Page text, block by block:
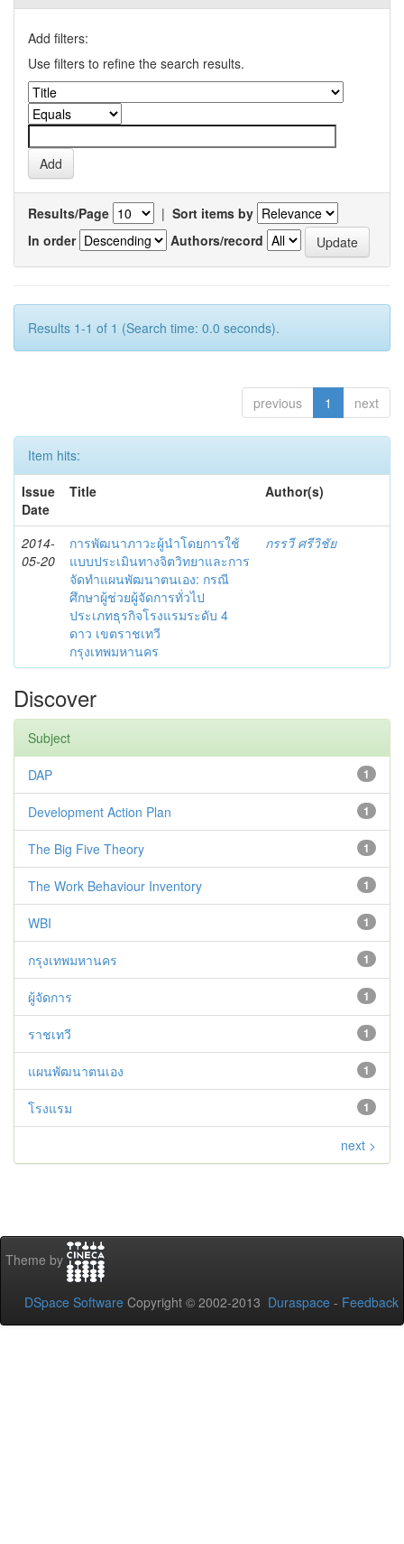
Add filters:
Use filters to refine the search results.
Results/Page | Sort items by
In order
Authors/record
Results 1-1 of 1 (Search time: 0.0 seconds).
previous 1 next
Item hits:
Issue
Date
Title Author(s)
2014-
05-20
การพัฒนาภาวะผู้นำโดยการใช้
แบบประเมินทางจิตวิทยาและการ
จัดทำแผนพัฒนาตนเอง: กรณี
ศึกษาผู้ช่วยผู้จัดการทั่วไป
ประเภทธุรกิจโรงแรมระดับ 4
ดาว เขตราชเทวี
กรุงเทพมหานคร
กรรวี ศรีวิชัย
Discover
Subject
1
DAP
1
Development Action Plan
1
The Big Five Theory
1
The Work Behaviour Inventory
1
WBI
1
กรุงเทพมหานคร
1
ผู้จัดการ
1
ราชเทวี
1
แผนพัฒนาตนเอง
1
โรงแรม
next >
Theme by
DSpace Software Copyright © 2002-2013 Duraspace - Feedback